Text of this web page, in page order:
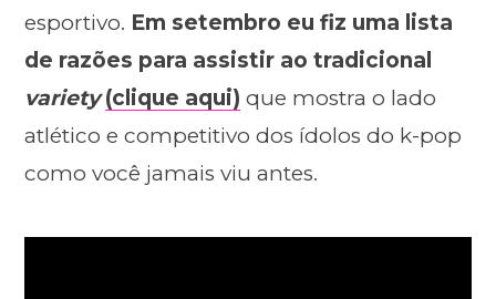
esportivo. Em setembro eu fiz uma lista
de razões para assistir ao tradicional
variety (clique aqui) que mostra o lado
atlético e competitivo dos ídolos do k-pop
como você jamais viu antes.